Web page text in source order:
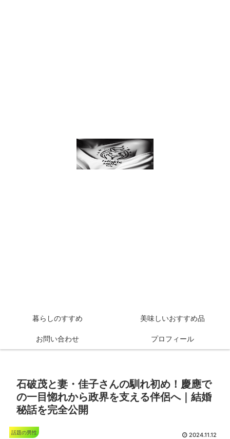
暮らしのすすめ 美味しいおすすめ品
お問い合わせ プロフィール
石破茂と妻・佳子さんの馴れ初め！慶應で
の一目惚れから政界を支える伴侶へ｜結婚
秘話を完全公開
話題の男性 2024.11.12